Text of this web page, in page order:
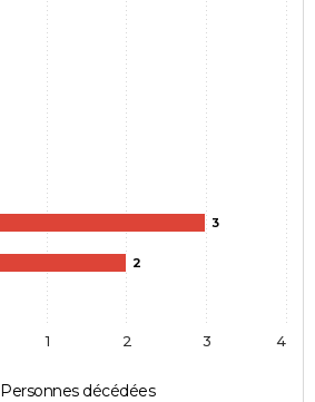
3
2
Personnes décédées
1 2 3 4